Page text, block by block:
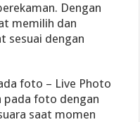
Dengan
memilih dan
sesuai dengan
foto – Live Photo
pada foto dengan
saat momen